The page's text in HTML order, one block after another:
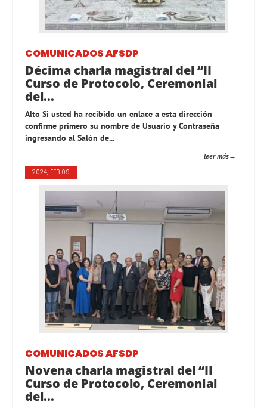
COMUNICADOS AFSDP
Décima charla magistral del “II
Curso de Protocolo, Ceremonial
del...
Alto Si usted ha recibido un enlace a esta dirección
confirme primero su nombre de Usuario y Contraseña
ingresando al Salón de...
leer más
2024, FEB 09
COMUNICADOS AFSDP
Novena charla magistral del “II
Curso de Protocolo, Ceremonial
del...